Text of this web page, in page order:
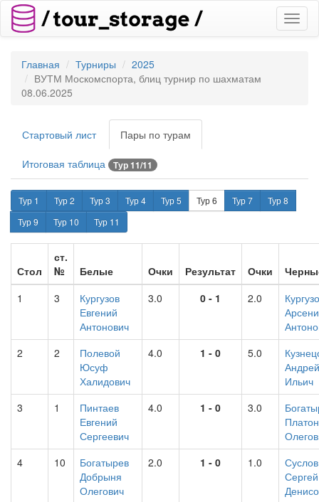
Главная Турниры
2025
ВУТМ Москомспорта, блиц турнир по шахматам
08.06.2025
Стартовый лист Пары по турам
Итоговая таблица Тур 11/11
Тур 1 Тур 2 Тур 3 Тур 4 Тур 5 Тур 6 Тур 7
Тур 8
Тур 9
Тур 10 Тур 11
Стол
ст.
№
Белые Очки Результат Очки
1
3
Кургузов
Евгений
Антонович
3.0 0 - 1 2.0
2
2
Полевой
Юсуф
Халидович
4.0 1 - 0 5.0
Андрей
Ильич
3
1
Пинтаев
Евгений
Сергеевич
4.0 1 - 0 3.0
Платон
4
10
Богатырев
Добрыня
Олегович
2.0 1 - 0 1.0
Суслов
Сергей